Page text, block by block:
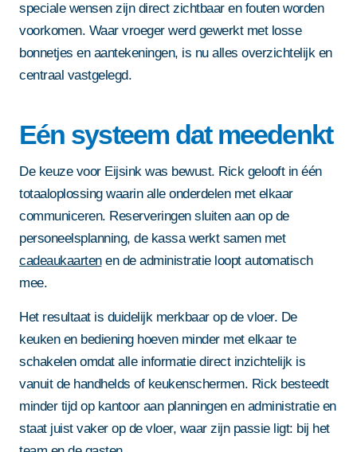
speciale wensen zijn direct zichtbaar en fouten worden
voorkomen. Waar vroeger werd gewerkt met losse
bonnetjes en aantekeningen, is nu alles overzichtelijk en
centraal vastgelegd.
Eén systeem dat meedenkt
De keuze voor Eijsink was bewust. Rick gelooft in één
totaaloplossing waarin alle onderdelen met elkaar
communiceren. Reserveringen sluiten aan op de
personeelsplanning, de kassa werkt samen met
cadeaukaartenen de administratie loopt automatisch
mee.
Het resultaat is duidelijk merkbaar op de vloer. De
keuken en bediening hoeven minder met elkaar te
schakelen omdat alle informatie direct inzichtelijk is
vanuit de handhelds of keukenschermen. Rick besteedt
minder tijd op kantoor aan planningen en administratie en
staat juist vaker op de vloer, waar zijn passie ligt: bij het